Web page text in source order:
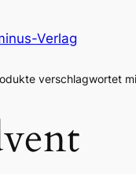
Verlag
verschlagwortet